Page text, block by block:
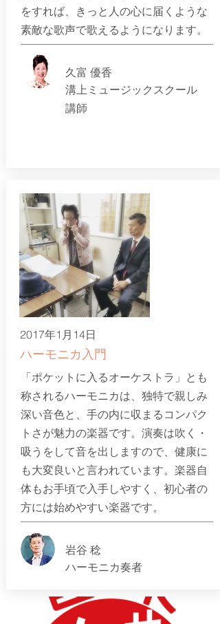
をすれば、きっと人の心に届くような
素敵な歌声で歌えるようになります。
溝上ミュージックスクール
講師
久富 優香
2017年1月14日
ハーモニカ入門
「ポケットに入るオーケストラ」とも
称されるハーモニカは、独特で親しみ
深い音色と、手の内に収まるコンパク
トさが魅力の楽器です。演奏は吹く・
吸うをして音を出しますので、健康に
も大変良いと言われています。楽器自
体もお手頃で入手しやすく、初心者の
方には始めやすい楽器です。
ハーモニカ奏者
岩谷 稔